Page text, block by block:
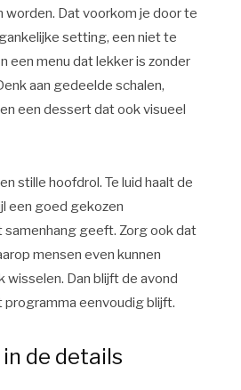
worden. Dat voorkom je door te
setting, een niet te
een menu dat lekker is zonder
aan gedeelde schalen,
een dessert dat ook visueel
stille hoofdrol. Te luid haalt de
een goed gekozen
geeft. Zorg ook dat
mensen even kunnen
wisselen. Dan blijft de avond
programma eenvoudig blijft.
de details